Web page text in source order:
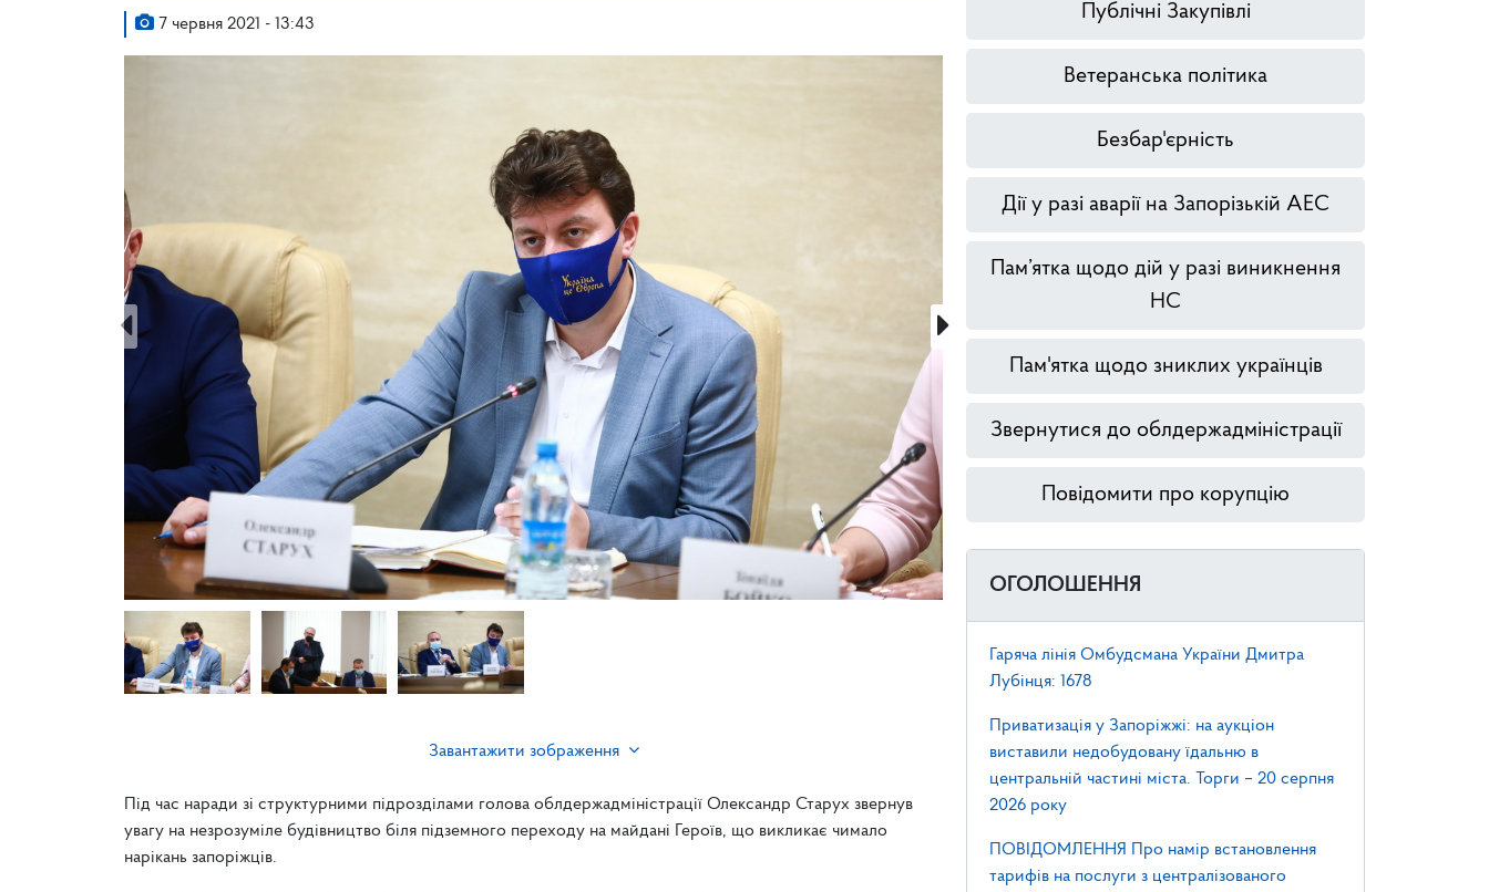
7 червня 2021 - 13:43
Завантажити зображення
Під час наради зі структурними підрозділами голова облдержадміністрації Олександр Старух звернув
увагу на незрозуміле будівництво біля підземного переходу на майдані Героїв, що викликає чимало
нарікань запоріжців.
Публічні Закупівлі
Ветеранська політика
Безбар'єрність
Дії у разі аварії на Запорізькій АЕС
Пам’ятка щодо дій у разі виникнення
НС
Пам'ятка щодо зниклих українців
Звернутися до облдержадміністрації
Повідомити про корупцію
ОГОЛОШЕННЯ
Гаряча лінія Омбудсмана України Дмитра
Лубінця: 1678
Приватизація у Запоріжжі: на аукціон
виставили недобудовану їдальню в
центральній частині міста. Торги – 20 серпня
2026 року
ПОВІДОМЛЕННЯ Про намір встановлення
тарифів на послуги з централізованого